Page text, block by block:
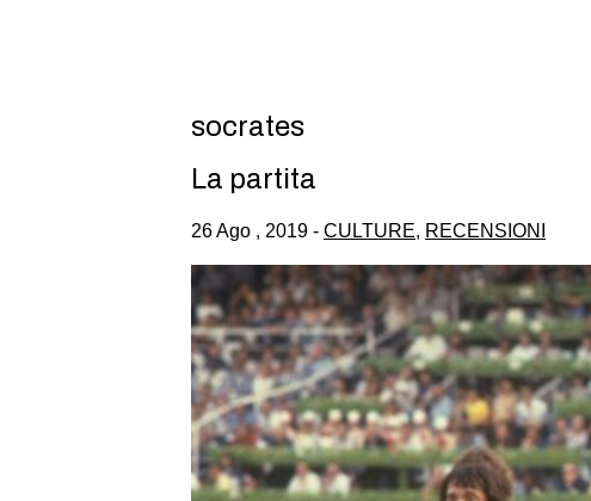
socrates
La partita
26 Ago , 2019 - CULTURE, RECENSIONI